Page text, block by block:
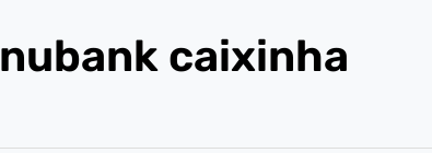
nubank caixinha